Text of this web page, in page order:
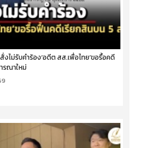
งไม่รับคำร้อง‘อดีต สส.เพื่อไทย’ขอรื้อคดี
รณาใหม่